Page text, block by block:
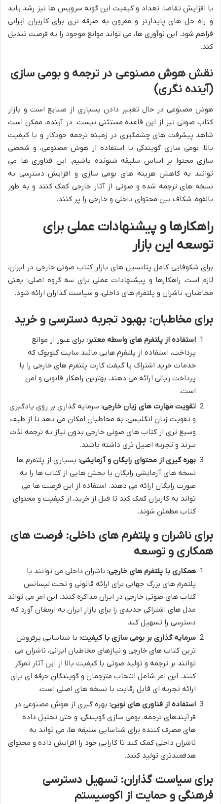
با افزایش تقاضا، تعداد و کیفیت این گونه سرویس ها نیز رشد یابد
و راه حل های پایدارتر و مقرون به صرفه تری برای کاربران ایرانی
فراهم شود. این نوآوری ها، می تواند موانع موجود را به فرصت تبدیل
کند.
نقش هوش مصنوعی در ترجمه و بومی سازی
(آینده نگری)
هوش مصنوعی در حال تغییر دادن بسیاری از صنایع است و بازار
کتاب صوتی نیز از این قاعده مستثنی نیست. در آینده، ممکن است
شاهد پیشرفت های چشمگیری در زمینه ترجمه خودکار و با کیفیت
بالا، بومی سازی گویندگی با استفاده از هوش مصنوعی، و شخصی
سازی محتوا بر اساس سلیقه شنونده باشیم. این فناوری ها می
توانند به کاهش هزینه های بومی سازی و افزایش دسترسی به
نسخه های ترجمه شده و صوتی از آثار خارجی کمک کنند و به طور
بالقوه، شکاف بین محتوای داخلی و خارجی را پر کنند.
راهکارها و پیشنهادات عملی برای
توسعه این بازار
برای شکوفایی کامل پتانسیل های بازار کتاب صوتی خارجی در ایران،
لازم است راهکارها و پیشنهادات عملی برای سه گروه اصلی؛ یعنی
مخاطبان، ناشران و پلتفرم های داخلی، و سیاست گذاران ارائه شود.
برای مخاطبان: بهبود تجربه دسترسی و خرید
استفاده از پلتفرم های واسطه معتبر: برای عبور از موانع
پرداخت، استفاده از پلتفرم هایی مانند سایت گلوبوک که
خدمات خرید اشتراک یا گیفت کارت پلتفرم های خارجی را با
پرداخت ریالی ارائه می دهند، بهترین راهکار قانونی و امن
است.
تقویت مهارت های زبان خارجی: سرمایه گذاری بر روی یادگیری
و تقویت زبان انگلیسی، به مخاطبان امکان می دهد تا از طیف
وسیع تری از کتاب های صوتی خارجی بدون نیاز به ترجمه لذت
ببرند و تجربه اصیل تری داشته باشند.
بهره گیری از محتوای رایگان و آزمایشی: بسیاری از پلتفرم ها
نسخه های آزمایشی رایگان یا بخش هایی از کتاب ها را به
صورت رایگان ارائه می دهند. استفاده از این فرصت ها می
تواند به کاربران کمک کند تا قبل از خرید، از کیفیت و محتوای
کتاب مطمئن شوند.
برای ناشران و پلتفرم های داخلی: فرصت های
همکاری و توسعه
همکاری با پلتفرم های خارجی: ناشران داخلی می توانند با
پلتفرم های بزرگ جهانی برای ارائه قانونی و تحت لیسانس
کتاب های صوتی خارجی در ایران مذاکره کنند. این امر می تواند
مدل های اشتراکی جدیدی را برای بازار ایران به ارمغان آورد که
دسترسی را تسهیل کند.
سرمایه گذاری بر بومی سازی با کیفیت: با شناسایی پرفروش
ترین کتاب های خارجی و نیازهای مخاطبان ایرانی، ناشران می
توانند بر ترجمه و تولید صوتی با کیفیت بالا از این آثار تمرکز
کنند. این امر شامل انتخاب مترجمان و گویندگان حرفه ای برای
ارائه تجربه ای قابل رقابت با نسخه های اصلی است.
استفاده از فناوری های نوین: بهره گیری از هوش مصنوعی در
فرآیندهای ترجمه، بومی سازی گویندگی، و حتی تحلیل داده
های مصرف کننده برای شناسایی سلیقه ها، می تواند به
ناشران داخلی کمک کند تا کارایی خود را افزایش داده و محتوای
هدفمندتری تولید کنند.
برای سیاست گذاران: تسهیل دسترسی
فرهنگی و حمایت از اکوسیستم